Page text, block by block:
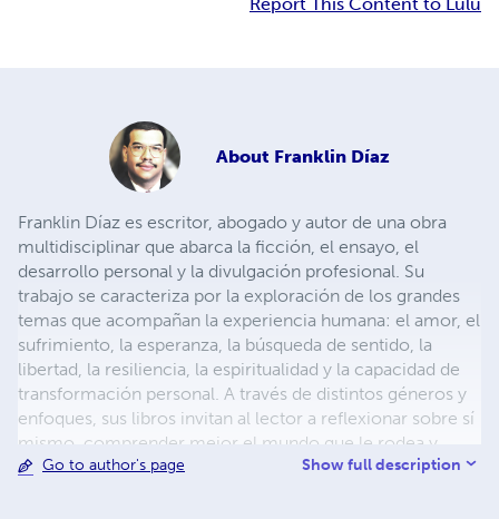
Report This Content to Lulu
About Franklin Díaz
Franklin Díaz es escritor, abogado y autor de una obra
multidisciplinar que abarca la ficción, el ensayo, el
desarrollo personal y la divulgación profesional. Su
trabajo se caracteriza por la exploración de los grandes
temas que acompañan la experiencia humana: el amor, el
sufrimiento, la esperanza, la búsqueda de sentido, la
libertad, la resiliencia, la espiritualidad y la capacidad de
transformación personal. A través de distintos géneros y
enfoques, sus libros invitan al lector a reflexionar sobre sí
mismo, comprender mejor el mundo que le rodea y
descubrir nuevas posibilidades de crecimiento. A lo largo
Go to author's page Show full description